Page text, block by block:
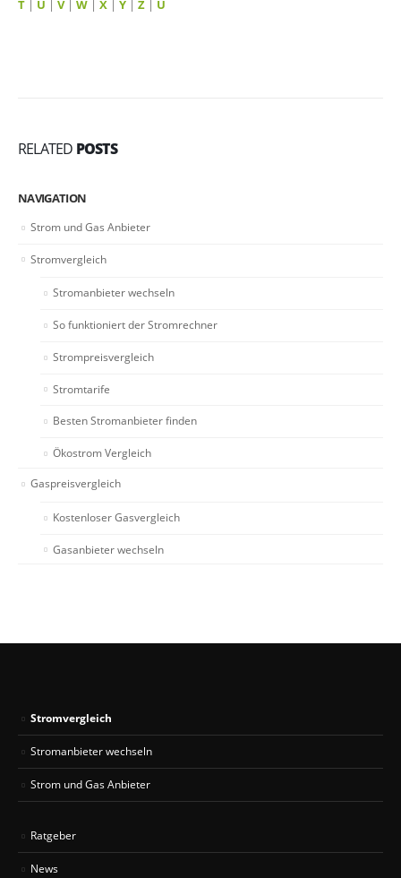
T | U | V| W | X | Y | Z | Ü
RELATED POSTS
NAVIGATION
Strom und Gas Anbieter
Stromvergleich
Stromanbieter wechseln
So funktioniert der Stromrechner
Strompreisvergleich
Stromtarife
Besten Stromanbieter finden
Ökostrom Vergleich
Gaspreisvergleich
Kostenloser Gasvergleich
Gasanbieter wechseln
Stromvergleich
Stromanbieter wechseln
Strom und Gas Anbieter
Ratgeber
News